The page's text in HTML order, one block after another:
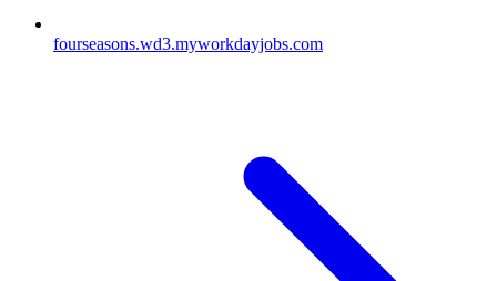
fourseasons.wd3.myworkdayjobs.com